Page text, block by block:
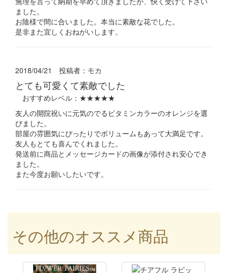
ました。
お陰様で間に合いました。本当に素敵な花でした。
是非また宜しくおねがいします。
2018/04/21 投稿者： モカ
とても可愛くて素敵でした
おすすめレベル： ★★★★★
友人の開院祝いに元気のでるビタミンカラーのオレンジを選
びました。
部屋の雰囲気にぴったりでボリュームもあって大満足です。
友人もとても喜んでくれました。
発送前に商品とメッセージカードの画像が添付され安心でき
ました。
また今度お願いしたいです。
その他のオススメ商品